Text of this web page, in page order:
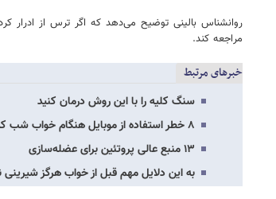
روانشناس بالینی توضیح می‌دهد که اگر ترس از ادرار
مراجعه کند.
خبرهای مرتبط
سنگ کلیه را با این روش درمان کنید
۸ خطر استفاده از موبایل هنگام خواب شب که نمی‌دانید
۱۳ منبع عالی پروتئین برای عضله‌سازی
به این دلایل مهم قبل از خواب هرگز شیرینی